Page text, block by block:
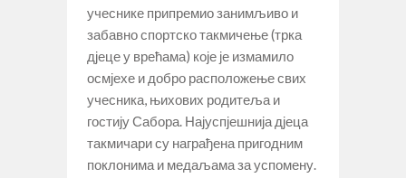
учеснике припремио занимљиво и
забавно спортско такмичење (трка
дјеце у врећама) које је измамило
осмјехе и добро расположење свих
учесника, њихових родитеља и
гостију Сабора. Најуспјешнија дјеца
такмичари су награђена пригодним
поклонима и медаљама за успомену.